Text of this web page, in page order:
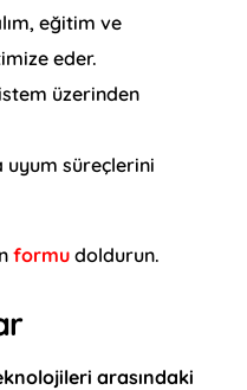
eğitim ve
eder.
üzerinden
uyum süreçlerini
formu doldurun.
arasındaki